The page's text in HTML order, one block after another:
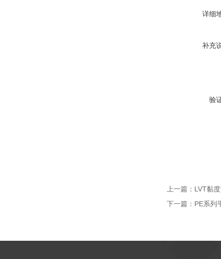
详细
补充
验
上一篇： LVT黏
下一篇： PE系列